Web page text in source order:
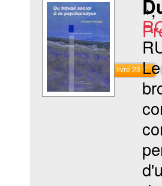
»,
Commander le livre 23 €